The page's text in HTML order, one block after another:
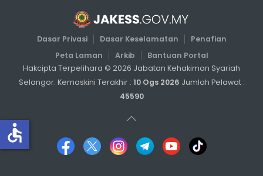
Dasar Privasi Dasar Keselamatan
Penafian
Peta Laman
Arkib
Bantuan Portal
Hakcipta Terpelihara © 2026 Jabatan Kehakiman Syariah
Selangor. Kemaskini Terakhir : 10 Ogs 2026 Jumlah Pelawat :
45590
accessible